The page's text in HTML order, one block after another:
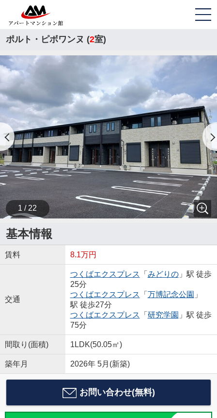
ポルト・ピボワンヌ (2室)
1 / 22
基本情報
賃料 8.1万円
交通
つくばエクスプレス 「 みどりの」駅 徒歩
25分
つくばエクスプレス 「 万博記念公園 」
駅 徒歩27分
つくばエクスプレス 「 研究学園 」駅 徒歩
75分
間取り(面積) 1LDK(50.05㎡)
築年月 2026年 5月(新築)
お問い合わせ(無料)